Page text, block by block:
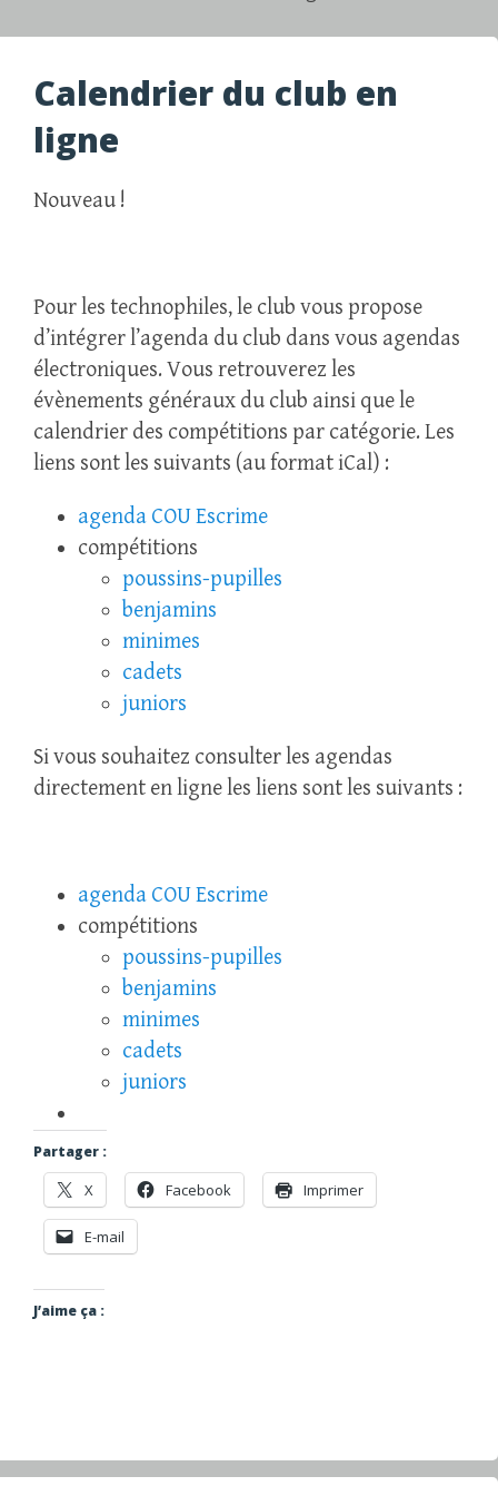
Calendrier du club en
ligne
Nouveau !
Pour les technophiles, le club vous propose
d’intégrer l’agenda du club dans vous agendas
électroniques. Vous retrouverez les
évènements généraux du club ainsi que le
calendrier des compétitions par catégorie. Les
liens sont les suivants (au format iCal) :
agenda COU Escrime
compétitions
poussins-pupilles
benjamins
minimes
cadets
juniors
Si vous souhaitez consulter les agendas
directement en ligne les liens sont les suivants :
agenda COU Escrime
compétitions
poussins-pupilles
benjamins
minimes
cadets
juniors
Partager :
X Facebook Imprimer
E-mail
J’aime ça :